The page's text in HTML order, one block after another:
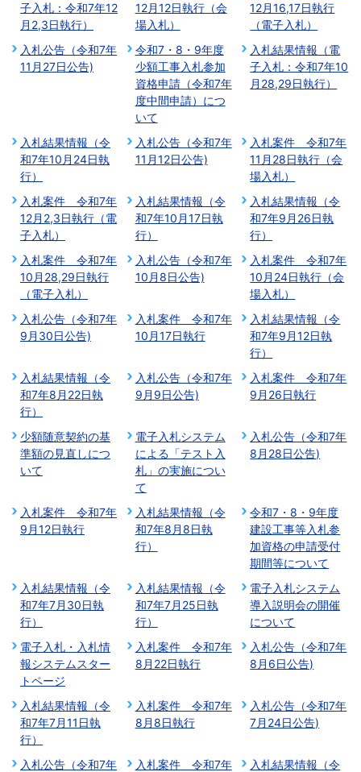
子入札：令和7年12
月2,3日執行）
12月12日執行（会
場入札）
12月16,17日執行
（電子入札）
入札公告（令和7年
11月27日公告)
令和7・8・9年度
少額工事入札参加
資格申請（令和7年
度中間申請）につ
いて
入札結果情報（電
子入札：令和7年10
月28,29日執行）
入札結果情報（令
和7年10月24日執
行）
入札公告（令和7年
11月12日公告)
入札案件 令和7年
11月28日執行（会
場入札）
入札案件 令和7年
12月2,3日執行（電
子入札）
入札結果情報（令
和7年10月17日執
行）
入札結果情報（令
和7年9月26日執
行）
入札案件 令和7年
10月28,29日執行
（電子入札）
入札公告（令和7年
10月8日公告)
入札案件 令和7年
10月24日執行（会
場入札）
入札公告（令和7年
9月30日公告)
入札案件 令和7年
10月17日執行
入札結果情報（令
和7年9月12日執
行）
入札結果情報（令
和7年8月22日執
行）
入札公告（令和7年
9月9日公告)
入札案件 令和7年
9月26日執行
少額随意契約の基
準額の見直しにつ
いて
電子入札システム
による「テスト入
札」の実施につい
て
入札公告（令和7年
8月28日公告)
入札案件 令和7年
9月12日執行
入札結果情報（令
和7年8月8日執
行）
令和7・8・9年度
建設工事等入札参
加資格の申請受付
期間等について
入札結果情報（令
和7年7月30日執
行）
入札結果情報（令
和7年7月25日執
行）
電子入札システム
導入説明会の開催
について
電子入札・入札情
報システムスター
トページ
入札案件 令和7年
8月22日執行
入札公告（令和7年
8月6日公告)
入札結果情報（令
和7年7月11日執
行）
入札案件 令和7年
8月8日執行
入札公告（令和7年
7月24日公告)
入札公告（令和7年
入札案件 令和7年
入札結果情報（令